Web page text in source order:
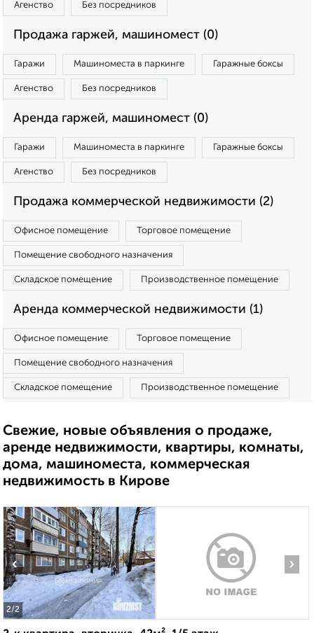
Агенство Без посредников
Продажа гаржей, машиномест (0)
Гаражи Машиноместа в паркинге Гаражные боксы
Агенство Без посредников
Аренда гаржей, машиномест (0)
Гаражи Машиноместа в паркинге Гаражные боксы
Агенство Без посредников
Продажа коммерческой недвижимости (2)
Офисное помещение Торговое помещение
Помещение свободного назначения
Складское помещение Производственное помещение
Аренда коммерческой недвижимости (1)
Офисное помещение Торговое помещение
Помещение свободного назначения
Складское помещение Производственное помещение
Свежие, новые объявления о продаже,
аренде недвижимости, квартиры, комнаты,
дома, машиноместа, коммерческая
недвижимость в Кирове
2/2
‹ ›